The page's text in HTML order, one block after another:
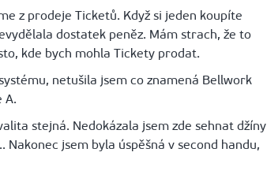
z prodeje Ticketů. Když si jeden koupíte
dostatek peněz. Mám strach, že to
kde bych mohla Tickety prodat.
netušila jsem co znamená Bellwork
A.
stejná. Nedokázala jsem zde sehnat džíny
jsem byla úspěšná v second handu,